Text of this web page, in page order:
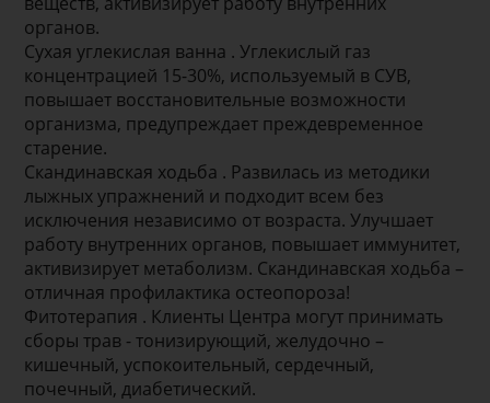
органов.
Сухая углекислая ванна . Углекислый газ
концентрацией 15-30%, используемый в СУВ,
повышает восстановительные возможности
организма, предупреждает преждевременное
старение.
Скандинавская ходьба . Развилась из методики
лыжных упражнений и подходит всем без
исключения независимо от возраста. Улучшает
работу внутренних органов, повышает иммунитет,
активизирует метаболизм. Скандинавская ходьба –
отличная профилактика остеопороза!
Фитотерапия . Клиенты Центра могут принимать
сборы трав - тонизирующий, желудочно –
кишечный, успокоительный, сердечный,
почечный, диабетический.